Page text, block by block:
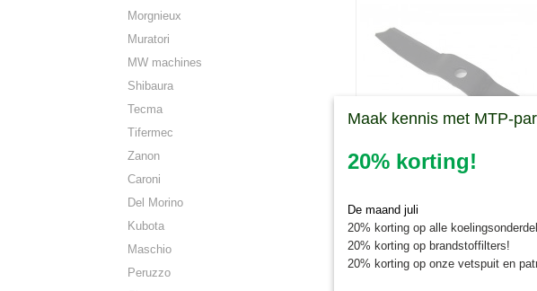
Morgnieux
Muratori
MW machines
Shibaura
Tecma
Tifermec
Zanon
Caroni
Del Morino
Kubota
Maschio
Peruzzo
Cirkelmaaiermes Sitrex
SM150/SM230
Cirkelmaaiermes Sitrex SM150/
voor Sitrex…
€ 45,45
Maak kennis met MTP-
20% korting!
De maand juli
20% korting op alle
20% korting op brandstoffilters!
20% korting op onze vetspuit en